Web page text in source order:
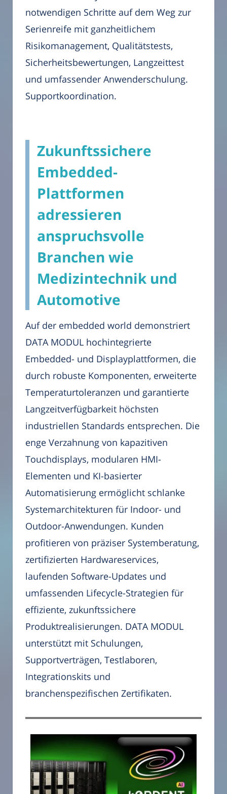
notwendigen Schritte auf dem Weg zur
Serienreife mit ganzheitlichem
Risikomanagement, Qualitätstests,
Sicherheitsbewertungen, Langzeittest
und umfassender Anwenderschulung.
Supportkoordination.
Zukunftssichere
Embedded-
Plattformen
adressieren
anspruchsvolle
Branchen wie
Medizintechnik und
Automotive
Auf der embedded world demonstriert
DATA MODUL hochintegrierte
Embedded- und Displayplattformen, die
durch robuste Komponenten, erweiterte
Temperaturtoleranzen und garantierte
Langzeitverfügbarkeit höchsten
industriellen Standards entsprechen. Die
enge Verzahnung von kapazitiven
Touchdisplays, modularen HMI-
Elementen und KI-basierter
Automatisierung ermöglicht schlanke
Systemarchitekturen für Indoor- und
Outdoor-Anwendungen. Kunden
profitieren von präziser Systemberatung,
zertifizierten Hardwareservices,
laufenden Software-Updates und
umfassenden Lifecycle-Strategien für
effiziente, zukunftssichere
Produktrealisierungen. DATA MODUL
unterstützt mit Schulungen,
Supportverträgen, Testlaboren,
Integrationskits und
branchenspezifischen Zertifikaten.